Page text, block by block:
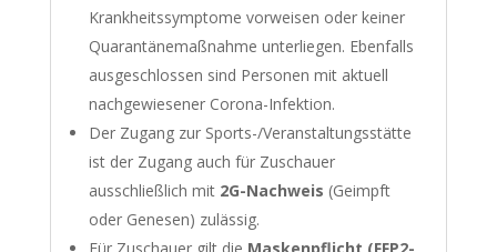
Krankheitssymptome vorweisen oder keiner
Quarantänemaßnahme unterliegen. Ebenfalls
ausgeschlossen sind Personen mit aktuell
nachgewiesener Corona-Infektion.
Der Zugang zur Sports-/Veranstaltungsstätte
ist der Zugang auch für Zuschauer
ausschließlich mit 2G-Nachweis (Geimpft
oder Genesen) zulässig.